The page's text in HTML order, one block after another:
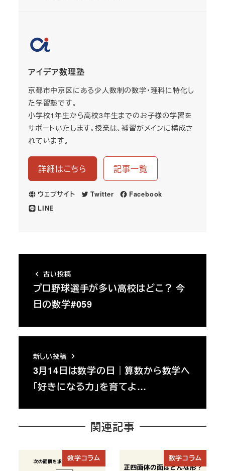
アイデア数理塾
京都市中京区にある少人数制の数学・理科に特化し
た学習塾です。
小学校1年生から高校3年生までのお子様の学習を
サポートいたします。授業は、補習がメインに構成さ
れています。
詳細はこちら 記事一覧
ウェブサイト Twitter
Facebook
LINE
古い投稿
プロ野球選手が多い高校はどこ？ 今
日の数学#059
新しい投稿
3月14日は数学の日｜算数から数学へ
「好きになる力」を育てよ…
関連記事
数学コラム 数学コラム